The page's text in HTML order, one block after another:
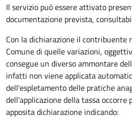
Il servizio può essere attivato
documentazione prevista,
Con la dichiarazione il contribuente
Comune di quelle variazioni,
consegue un diverso ammontare
infatti non viene applicata
dell'espletamento delle pratiche
dell'applicazione della tassa occorre
apposita dichiarazione indicando: